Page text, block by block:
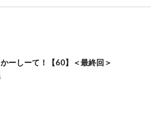
ーしーて！【60】＜最終回＞